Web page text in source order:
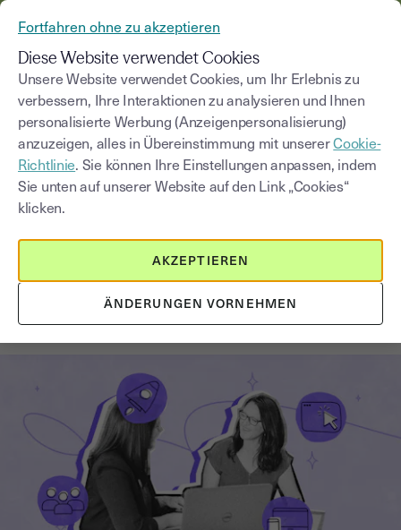
Blog
Kategorie auswählen Saisissez un terme
E-Rechnungspflicht in
Deutschland ab Januar 2025: Der
ultimative Leitfaden
Fortfahren ohne zu akzeptieren
Diese Website verwendet Cookies
Unsere Website verwendet Cookies, um Ihr Erlebnis zu
verbessern, Ihre Interaktionen zu analysieren und Ihnen
personalisierte Werbung (Anzeigenpersonalisierung)
anzuzeigen, alles in Übereinstimmung mit unsererCookie-
Richtlinie. Sie können Ihre Einstellungen anpassen, indem
Sie unten auf unserer Website auf den Link „Cookies“
klicken.
ÄNDERUNGEN VORNEHMEN
AKZEPTIEREN